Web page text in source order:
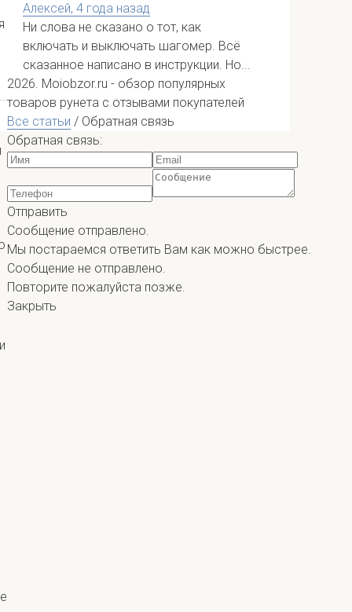
Алексей, 4 года назад
Ни слова не сказано о тот, как
включать и выключать шагомер. Всё
сказанное написано в инструкции. Но...
2026. Moiobzor.ru - обзор популярных
товаров рунета с отзывами покупателей
Все статьи / Обратная связь
Обратная связь:
Отправить
Сообщение отправлено.
Мы постараемся ответить Вам как можно быстрее.
Сообщение не отправлено.
Повторите пожалуйста позже.
Закрыть